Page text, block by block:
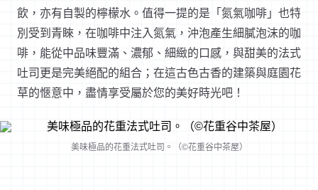
飲，亦有自製的檸檬水。值得一提的是「氮氣咖啡」也特
別受到青睞，在咖啡中注入氮氣，沖泡產生細膩泡沫的咖
啡，能從中品味豐滿、濃郁、細緻的口感，與甜美的法式
吐司更是完美絕配的組合；在這古色古香的建築與庭園花
草的愜意中，盡情享受屬於您的美好時光吧！
美味極品的花重法式吐司。（©花重谷中茶屋）